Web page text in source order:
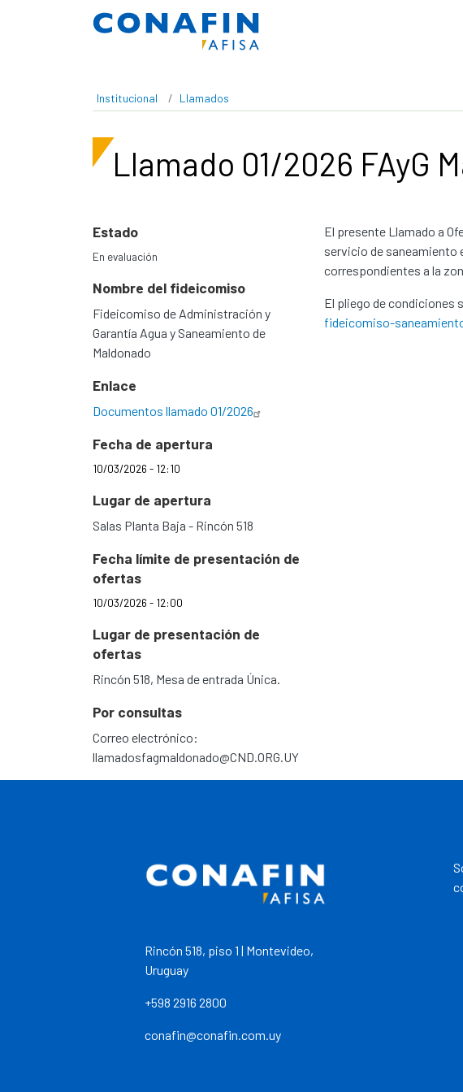
Pasar al contenido principal
Institucional Llamados
Llamado 01/2026 FAyG
Estado
En evaluación
Nombre del fideicomiso
Fideicomiso de Administración y
Garantía Agua y Saneamiento de
Maldonado
Enlace
Documentos llamado 01/2026
Fecha de apertura
10/03/2026 - 12:10
Lugar de apertura
Salas Planta Baja - Rincón 518
Fecha límite de presentación de
ofertas
10/03/2026 - 12:00
Lugar de presentación de
ofertas
Rincón 518, Mesa de entrada Única.
Por consultas
Correo electrónico:
llamadosfagmaldonado@CND.ORG.UY
El presente Llamado a
servicio de saneamiento
correspondientes a la
El pliego de condiciones
fideicomiso-
Rincón 518, piso 1 | Montevideo,
Uruguay
+598 2916 2800
conafin@conafin.com.uy